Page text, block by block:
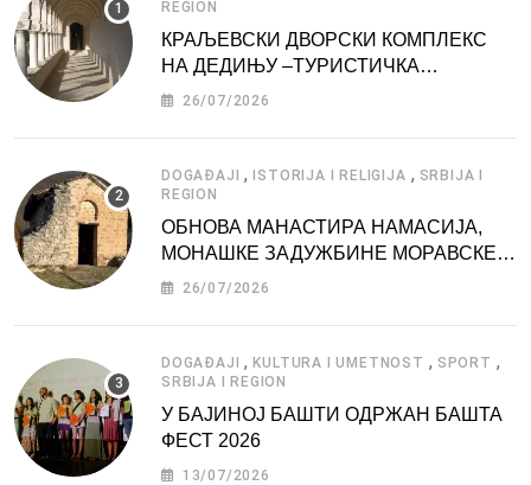
REGION
КРАЉЕВСКИ ДВОРСКИ КОМПЛЕКС
НА ДЕДИЊУ –ТУРИСТИЧКА
АТРАКЦИЈА
26/07/2026
DOGAĐAJI , ISTORIJA I RELIGIJA , SRBIJA I
REGION
ОБНОВА МАНАСТИРА НАМАСИЈА,
МОНАШКЕ ЗАДУЖБИНЕ МОРАВСКЕ
СРБИЈЕ
26/07/2026
DOGAĐAJI ,KULTURA I UMETNOST , SPORT ,
SRBIJA I REGION
У БАЈИНОЈ БАШТИ ОДРЖАН БАШТА
ФЕСТ 2026
13/07/2026